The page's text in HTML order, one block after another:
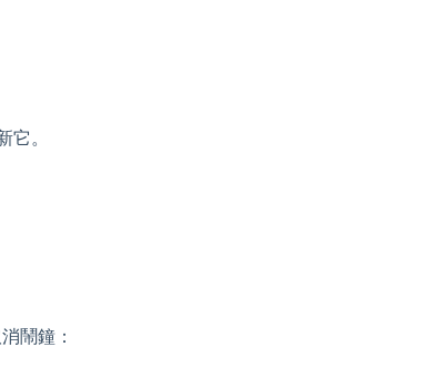
。
鬧鐘：